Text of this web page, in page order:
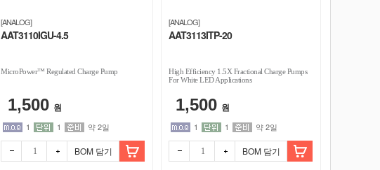
빼기 더하 빼기 더하
[ANALOG]
AAT3110IGU-4.5
MicroPower™ Regulated Charge Pump
1,500 원
1 1 약 2일
BOM 담기
[ANALOG]
AAT3113ITP-20
High Efficiency 1.5X Fractional Charge Pumps
For White LED Applications
1,500 원
1 1 약 2일
BOM 담기